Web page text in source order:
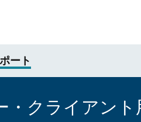
ート
クライアント